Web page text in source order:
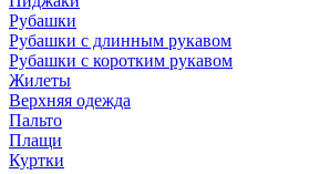
Рубашки
Рубашки с длинным рукавом
Рубашки с коротким рукавом
Жилеты
Верхняя одежда
Пальто
Плащи
Куртки